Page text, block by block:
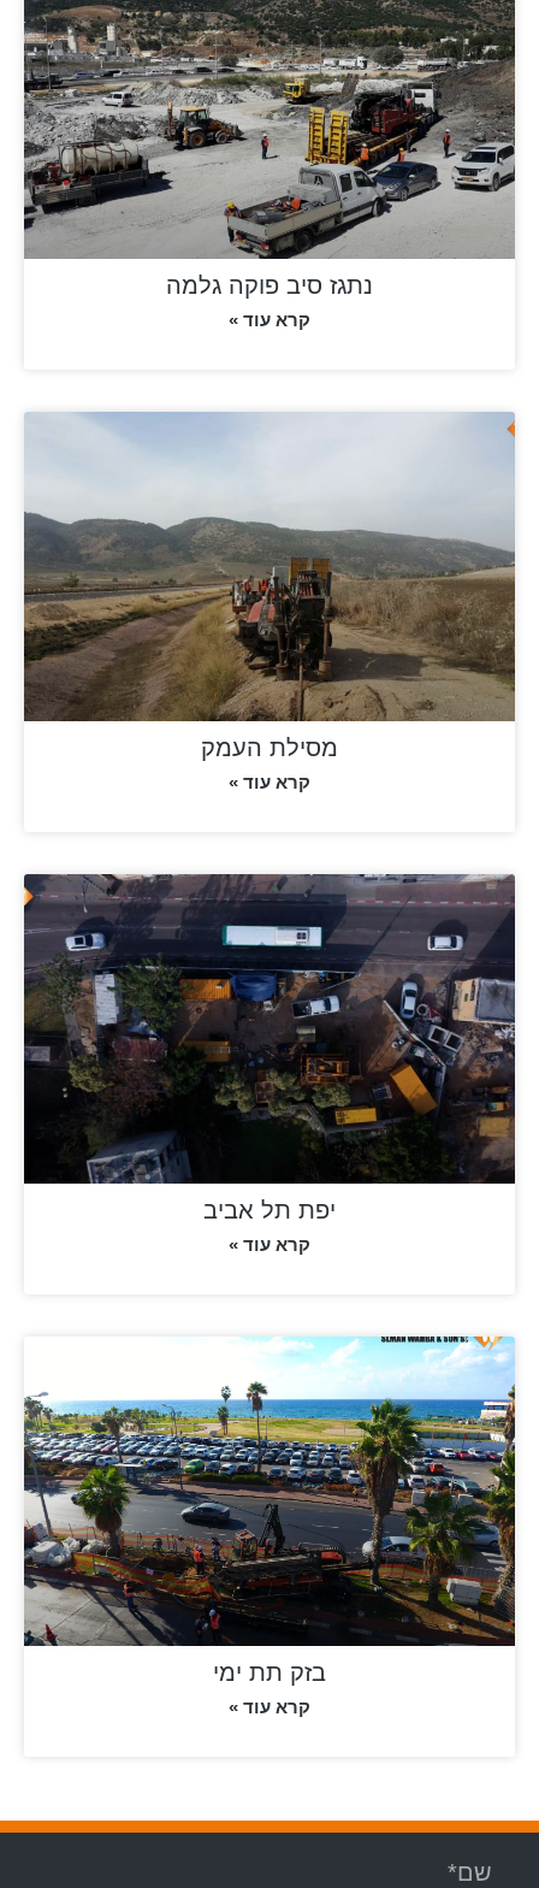
נתגז סיב פוקה גלמה
קרא עוד »
מסילת העמק
קרא עוד »
יפת תל אביב
קרא עוד »
בזק תת ימי
קרא עוד »